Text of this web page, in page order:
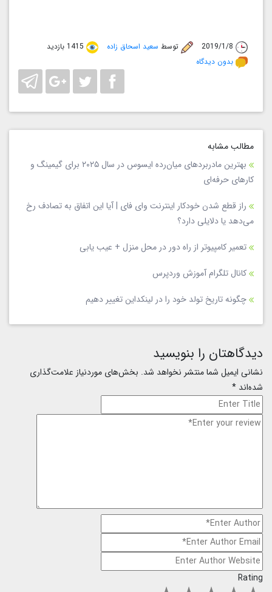
2019/1/8 توسطسعید اسحاق زاده
1415 بازدید
بدون دیدگاه
مطالب مشابه
بهترین مادربردهای میان‌رده ایسوس در سال ۲۰۲۵ برای گیمینگ و
کارهای حرفه‌ای
راز قطع شدن خودکار اینترنت وای فای | آیا این اتفاق به تصادف رخ
می‌دهد یا دلایلی دارد؟
تعمیر کامپیوتر از راه دور در محل منزل + عیب یابی
کانال تلگرام آموزش وردپرس
چگونه تاریخ تولد خود را در لینکداین تغییر دهیم
دیدگاهتان را بنویسید
نشانی ایمیل شما منتشر نخواهد شد. بخش‌های موردنیاز علامت‌گذاری
شده‌اند *
Rating